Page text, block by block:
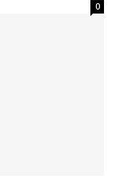
0